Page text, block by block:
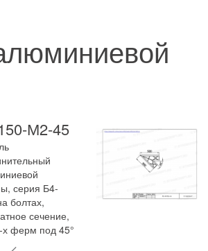
М2-45
серия Б4-
болтах,
сечение,
х ферм под 45°